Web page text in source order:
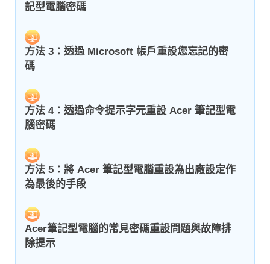
記型電腦密碼
方法 3：透過 Microsoft 帳戶重設您忘記的密
碼
方法 4：透過命令提示字元重設 Acer 筆記型電
腦密碼
方法 5：將 Acer 筆記型電腦重設為出廠設定作
為最後的手段
Acer筆記型電腦的常見密碼重設問題與故障排
除提示